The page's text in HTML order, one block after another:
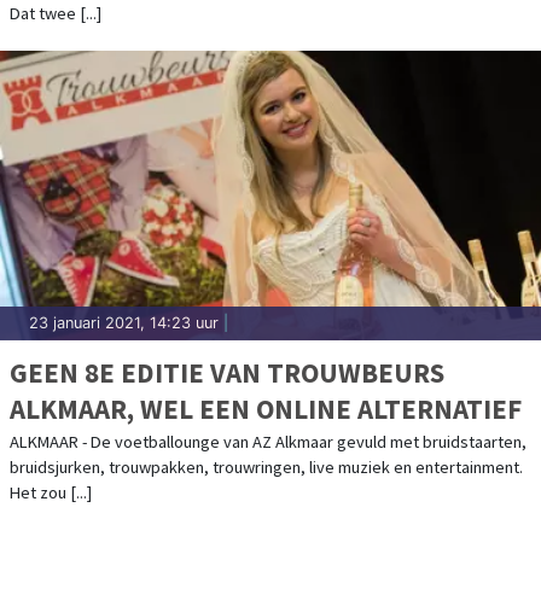
Dat twee [...]
23 januari 2021, 14:23 uur
GEEN 8E EDITIE VAN TROUWBEURS
ALKMAAR, WEL EEN ONLINE ALTERNATIEF
ALKMAAR - De voetballounge van AZ Alkmaar gevuld met bruidstaarten,
bruidsjurken, trouwpakken, trouwringen, live muziek en entertainment.
Het zou [...]